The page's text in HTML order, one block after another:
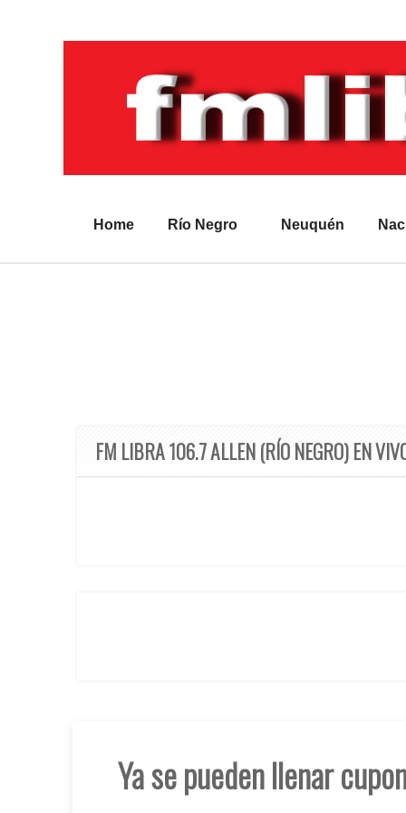
Home Río Negro Neuquén
FM LIBRA 106.7 ALLEN (RÍO NEGRO) EN
Ya se pueden llenar